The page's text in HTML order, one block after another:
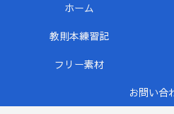
ホーム
教則本練習記
フリー素材
お問い合